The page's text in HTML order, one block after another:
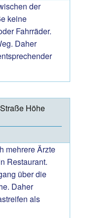
der
keine
Fahrräder.
Daher
Höhe
mehrere Ärzte
Restaurant.
über die
Daher
als